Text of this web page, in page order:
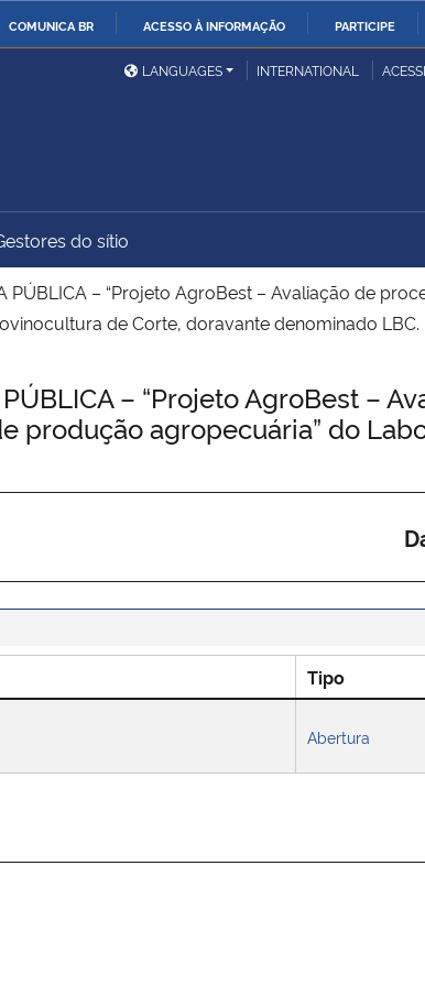
COMUNICA BR ACESSO À INFORMAÇÃO PARTICIPE
Ministério das Relações
Exteriores
Ministério da
Controladoria-Geral da
União
Família e dos
Humanos
LANGUAGES INTERNATIONAL
do sítio
– “Projeto AgroBest – Avaliação de
de Corte, doravante denominado LBC.
– “Projeto AgroBest –
produção agropecuária” do
Tipo
Abertura